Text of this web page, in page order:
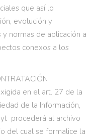
que así lo
evolución y
normas de aplicación a
conexos a los
en el art. 27 de la
de la Información,
procederá al archivo
del cual se formalice la